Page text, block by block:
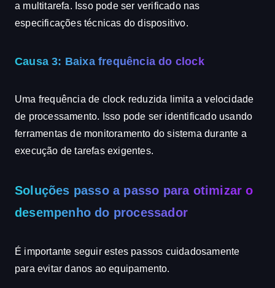
a multitarefa. Isso pode ser verificado nas
especificações técnicas do dispositivo.
Causa 3: Baixa frequência do clock
Uma frequência de clock reduzida limita a velocidade
de processamento. Isso pode ser identificado usando
ferramentas de monitoramento do sistema durante a
execução de tarefas exigentes.
Soluções passo a passo para otimizar o
desempenho do processador
É importante seguir estes passos cuidadosamente
para evitar danos ao equipamento.